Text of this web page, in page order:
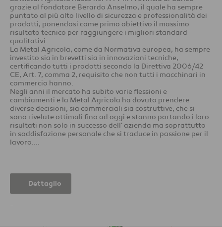
grazie al fondatore Berardo Anselmo, il quale ha sempre
puntato al più alto livello di sicurezza e professionalità dei
prodotti, ponendosi come primo obiettivo il massimo
risultato tecnico per raggiungere i migliori standard
qualitativi.
La Metal Agricola, come da Normativa europea, ha sempre
investito sia in brevetti sia in innovazioni tecniche,
certificando tutti i prodotti secondo la Direttiva 2006/42
CE, Art. 7, comma 2, requisito che non tutti i macchinari in
commercio hanno.
Negli anni il mercato ha subito varie flessioni e
cambiamenti e la Metal Agricola ha dovuto prendere
diverse decisioni, sia commerciali sia costruttive, che si
sono rivelate ottimali fino ad oggi e stanno portando i loro
risultati non solo in successo dell' azienda ma soprattutto
in soddisfazione personale che si traduce in passione per il
lavoro....
Dettaglio